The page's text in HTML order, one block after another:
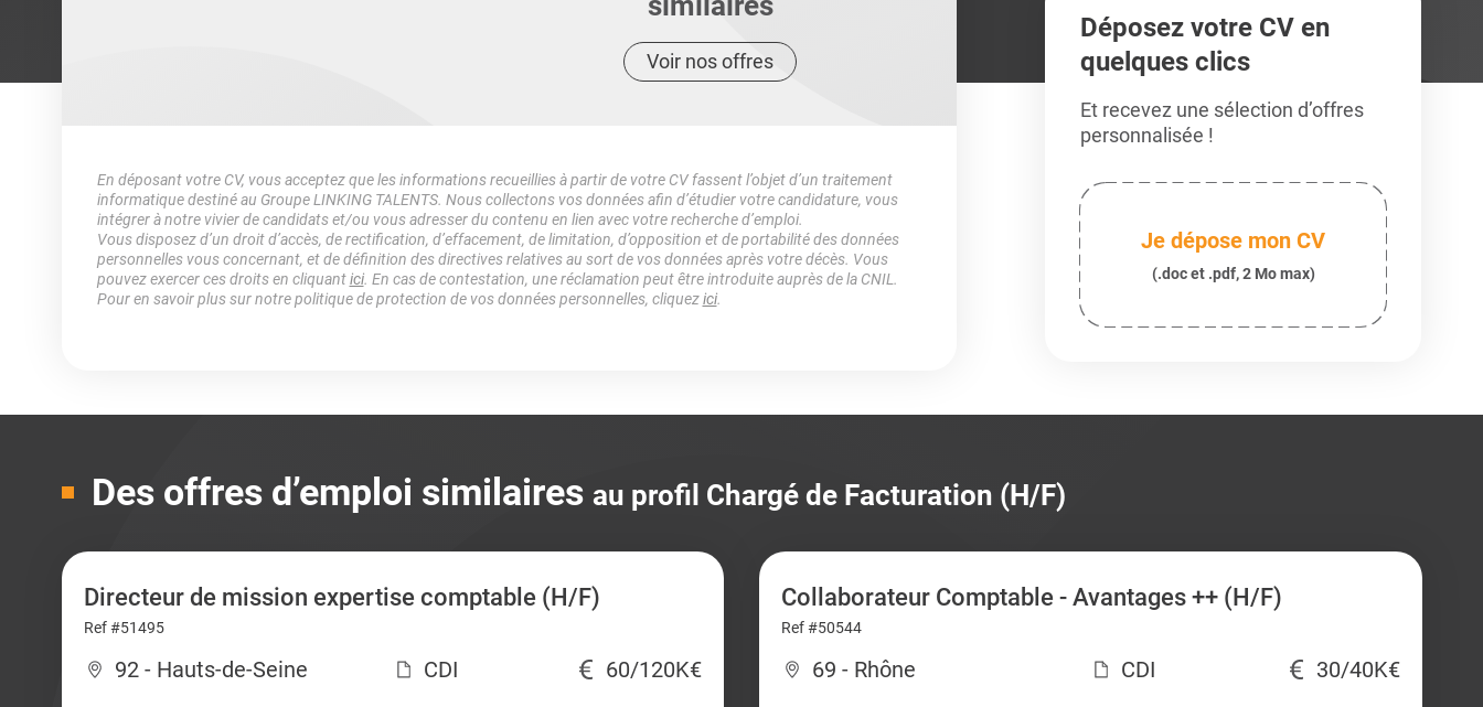
Voir nos offres
En déposant votre CV, vous acceptez que les informations recueillies à partir de votre CV fassent l’objet d’un traitement
informatique destiné au Groupe LINKING TALENTS. Nous collectons vos données afin d’étudier votre candidature, vous
intégrer à notre vivier de candidats et/ou vous adresser du contenu en lien avec votre recherche d’emploi.
Vous disposez d’un droit d’accès, de rectification, d’effacement, de limitation, d’opposition et de portabilité des données
personnelles vous concernant, et de définition des directives relatives au sort de vos données après votre décès. Vous
pouvez exercer ces droits en cliquantici. En cas de contestation, une réclamation peut être introduite auprès de la CNIL.
Pour en savoir plus sur notre politique de protection de vos données personnelles, cliquezici.
Déposez votre CV en
quelques clics
Et recevez une sélection d’offres
personnalisée !
Je dépose mon CV
(.doc et .pdf, 2 Mo max)
Des offres d’emploi similaires au profil Chargé de Facturation (H/F)
Directeur de mission expertise comptable (H/F)
Ref #51495
92 - Hauts-de-Seine CDI
60/120K€
Collaborateur Comptable - Avantages ++ (H/F)
Ref #50544
69 - Rhône CDI
30/40K€